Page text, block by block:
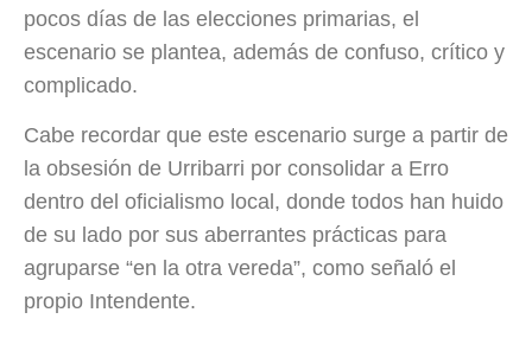
pocos días de las elecciones primarias, el
escenario se plantea, además de confuso, crítico y
complicado.
Cabe recordar que este escenario surge a partir de
la obsesión de Urribarri por consolidar a Erro
dentro del oficialismo local, donde todos han huido
de su lado por sus aberrantes prácticas para
agruparse “en la otra vereda”, como señaló el
propio Intendente.